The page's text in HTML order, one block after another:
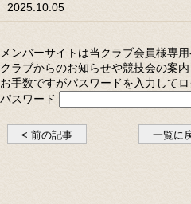
2025.10.05
メンバーサイトは当クラブ会員様専用
クラブからのお知らせや競技会の案
お手数ですがパスワードを入力してロ
パスワード
< 前の記事 一覧に